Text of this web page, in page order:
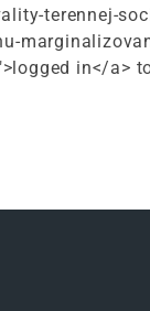
terennej-
in</a>